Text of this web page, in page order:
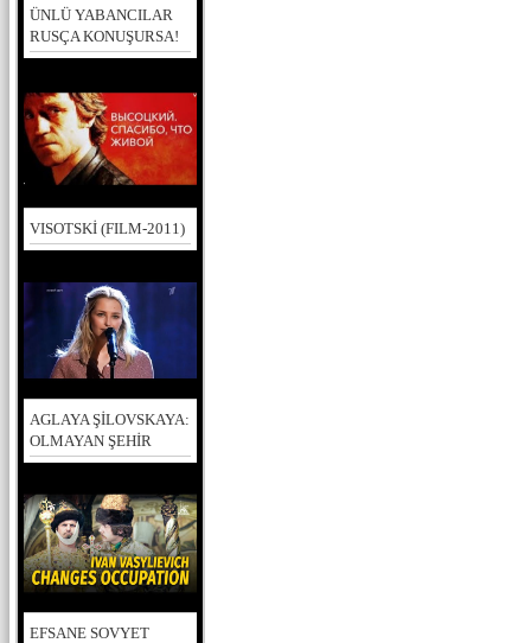
ÜNLÜ YABANCILAR
RUSÇA KONUŞURSA!
VISOTSKİ (FILM-2011)
AGLAYA ŞİLOVSKAYA:
OLMAYAN ŞEHİR
EFSANE SOVYET